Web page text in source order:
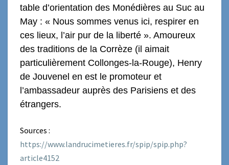
table d’orientation des Monédières au Suc au
May : « Nous sommes venus ici, respirer en
ces lieux, l’air pur de la liberté ». Amoureux
des traditions de la Corrèze (il aimait
particulièrement Collonges-la-Rouge), Henry
de Jouvenel en est le promoteur et
l’ambassadeur auprès des Parisiens et des
étrangers.
Sources :
https://www.landrucimetieres.fr/spip/spip.php?
article4152